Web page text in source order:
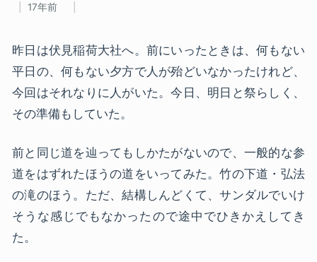
17年前
昨日は伏見稲荷大社へ。前にいったときは、何もない
平日の、何もない夕方で人が殆どいなかったけれど、
今回はそれなりに人がいた。今日、明日と祭らしく、
その準備もしていた。
前と同じ道を辿ってもしかたがないので、一般的な参
道をはずれたほうの道をいってみた。竹の下道・弘法
の滝のほう。ただ、結構しんどくて、サンダルでいけ
そうな感じでもなかったので途中でひきかえしてき
た。